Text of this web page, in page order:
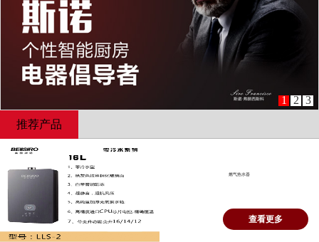
1 2 3
推荐产品
燃气热水器
查看更多